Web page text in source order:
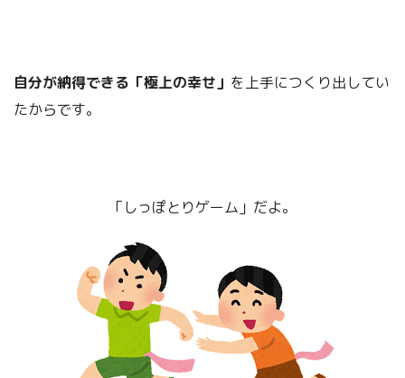
自分が納得できる「極上の幸せ」 を上手につくり出してい
たからです。
「しっぽとりゲーム」だよ。